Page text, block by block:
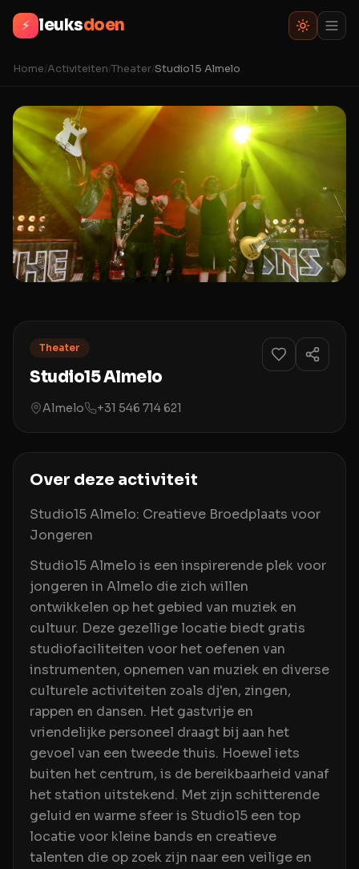
⚡ leuksdoen
Home/Activiteiten/Theater/Studio15 Almelo
Theater
Studio15 Almelo
Almelo +31 546 714 621
Over deze activiteit
Studio15 Almelo: Creatieve Broedplaats voor
Jongeren
Studio15 Almelo is een inspirerende plek voor
jongeren in Almelo die zich willen
ontwikkelen op het gebied van muziek en
cultuur. Deze gezellige locatie biedt gratis
studiofaciliteiten voor het oefenen van
instrumenten, opnemen van muziek en diverse
culturele activiteiten zoals dj'en, zingen,
rappen en dansen. Het gastvrije en
vriendelijke personeel draagt bij aan het
gevoel van een tweede thuis. Hoewel iets
buiten het centrum, is de bereikbaarheid vanaf
het station uitstekend. Met zijn schitterende
geluid en warme sfeer is Studio15 een top
locatie voor kleine bands en creatieve
talenten die op zoek zijn naar een veilige en